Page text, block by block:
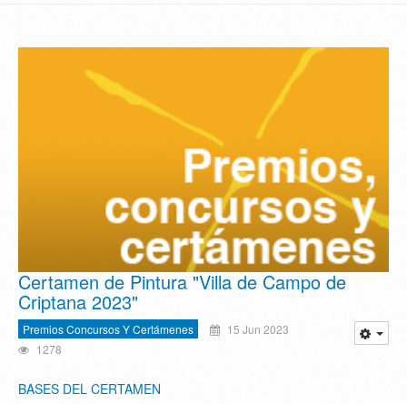
Certamen de Pintura "Villa de Campo de
Criptana 2023"
Premios Concursos Y Certámenes
15 Jun 2023
1278
BASES DEL CERTAMEN